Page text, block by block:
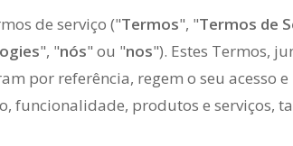
de serviço ("Termos", "Termos de
", "nós" ou "nos"). Estes Termos,
por referência, regem o seu acesso
funcionalidade, produtos e serviços,